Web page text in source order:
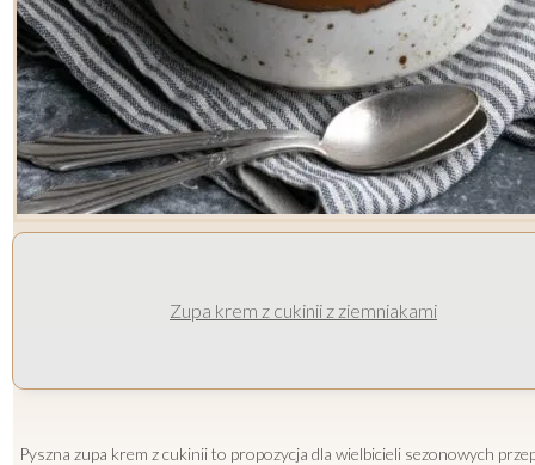
Zupa krem z cukinii z ziemniakami
Pyszna zupa krem z cukinii to propozycja dla wielbicieli sezonowych